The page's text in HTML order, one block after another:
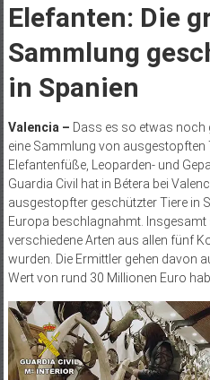
Elefanten: Die
Sammlung
in Spanien
Valencia – Dass es so etwas noch
eine Sammlung von ausgestopften
Elefantenfüße, Leoparden- und
Guardia Civil hat in Bétera bei
ausgestopfter geschützter Tiere in
Europa beschlagnahmt. Insgesamt
verschiedene Arten aus allen fünf
wurden. Die Ermittler gehen davon
Wert von rund 30 Millionen Euro